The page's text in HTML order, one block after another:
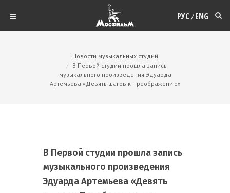
РУС /ENG
Новости музыкальных студий
В Первой студии прошла запись
музыкального произведения Эдуарда
Артемьева «Девять шагов к Преображению»
В Первой студии прошла запись
музыкального произведения
Эдуарда Артемьева «Девять